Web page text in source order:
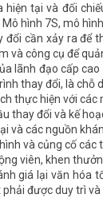
hiện tại và đối
hình 7S, mô
đổi cần xảy ra để
và công cụ để
lãnh đạo cấp
thay đổi, là chỗ
thực hiện với
thay đổi và kế
và các nguồn
và củng cố
viên, khen
giá lại văn hóa
được duy trì